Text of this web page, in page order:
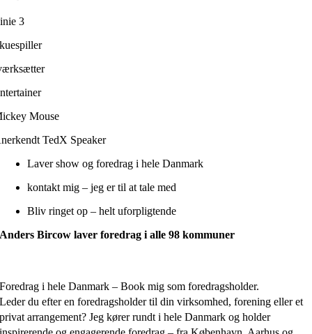
3
Mouse
TedX Speaker
Laver show og foredrag i hele Danmark
kontakt mig – jeg er til at tale med
Bliv ringet op – helt uforpligtende
Anders Bircow laver foredrag i alle 98 kommuner
Foredrag i hele Danmark – Book mig som foredragsholder.
Leder du efter en foredragsholder til din virksomhed, forening eller et
privat arrangement? Jeg kører rundt i hele Danmark og holder